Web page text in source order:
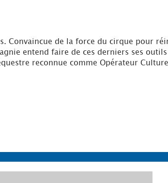
Convaincue de la force du cirque pour
entend faire de ces derniers ses
reconnue comme Opérateur